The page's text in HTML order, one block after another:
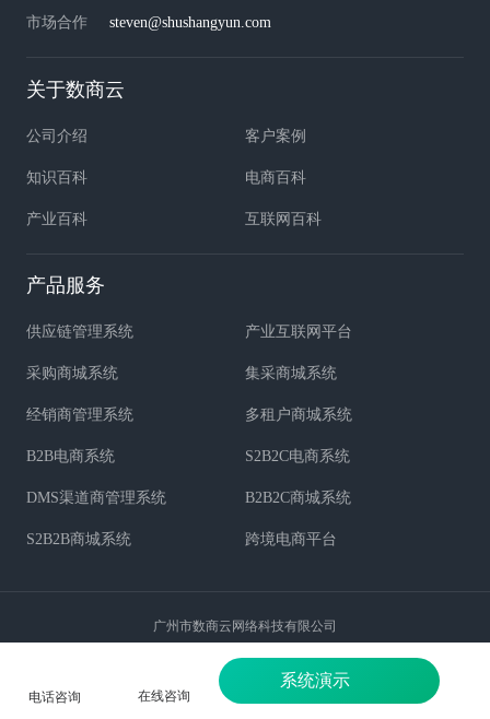
市场合作 steven@shushangyun.com
关于数商云
公司介绍 客户案例
知识百科 电商百科
产业百科 互联网百科
产品服务
供应链管理系统 产业互联网平台
采购商城系统 集采商城系统
经销商管理系统 多租户商城系统
B2B电商系统 S2B2C电商系统
DMS渠道商管理系统 B2B2C商城系统
S2B2B商城系统 跨境电商平台
广州市数商云网络科技有限公司
电话咨询 在线咨询
系统演示